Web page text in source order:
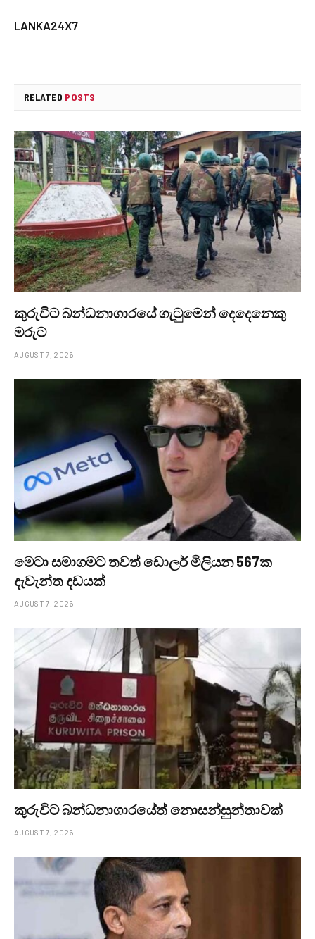
LANKA24X7
RELATED POSTS
කුරුවිට බන්ධනාගාරයේ ගැටුමෙන් දෙදෙනෙකු
මරුට
AUGUST 7, 2026
මෙටා සමාගමට තවත් ඩොලර් මිලියන 567ක
දැවැන්ත දඩයක්
AUGUST 7, 2026
කුරුවිට බන්ධනාගාරයේත් නොසන්සුන්තාවක්
AUGUST 7, 2026